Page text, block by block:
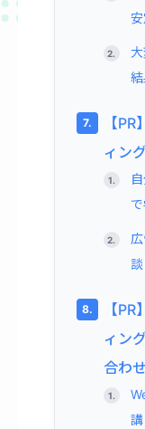
【
ィン
【
ィン
合わ
講